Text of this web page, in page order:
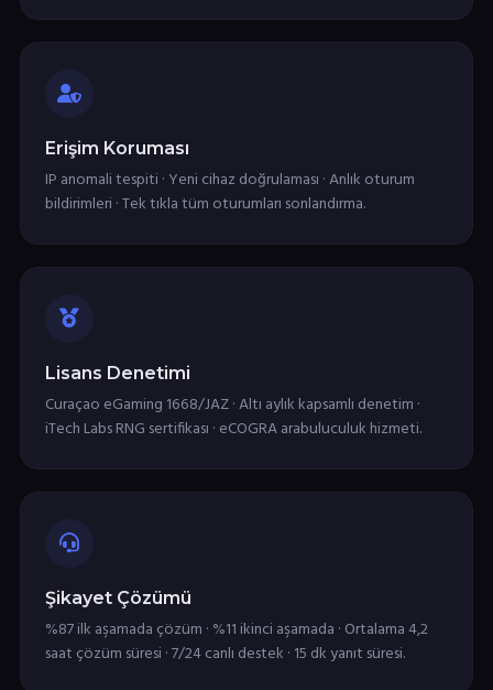
Erişim Koruması
IP anomali tespiti · Yeni cihaz doğrulaması · Anlık oturum
bildirimleri · Tek tıkla tüm oturumları sonlandırma.
Lisans Denetimi
Curaçao eGaming 1668/JAZ · Altı aylık kapsamlı denetim ·
iTech Labs RNG sertifikası · eCOGRA arabuluculuk hizmeti.
Şikayet Çözümü
%87 ilk aşamada çözüm · %11 ikinci aşamada · Ortalama 4,2
saat çözüm süresi · 7/24 canlı destek · 15 dk yanıt süresi.